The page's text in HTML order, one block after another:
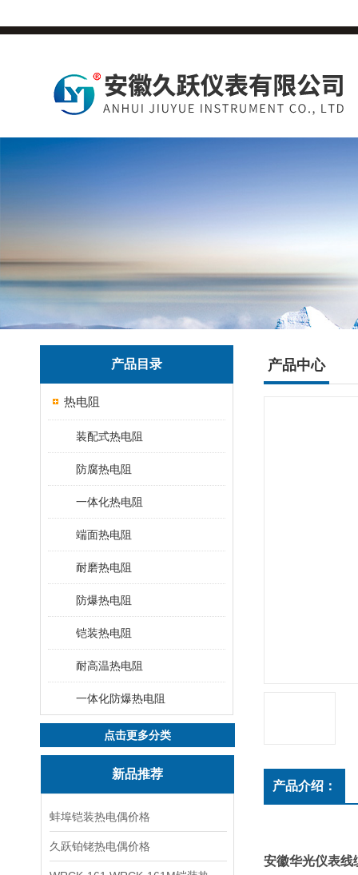
产品目录
热电阻
装配式热电阻
防腐热电阻
一体化热电阻
端面热电阻
耐磨热电阻
防爆热电阻
铠装热电阻
耐高温热电阻
一体化防爆热电阻
点击更多分类
新品推荐
蚌埠铠装热电偶价格
久跃铂铑热电偶价格
产品中心
产品介绍：
安徽华光仪表线